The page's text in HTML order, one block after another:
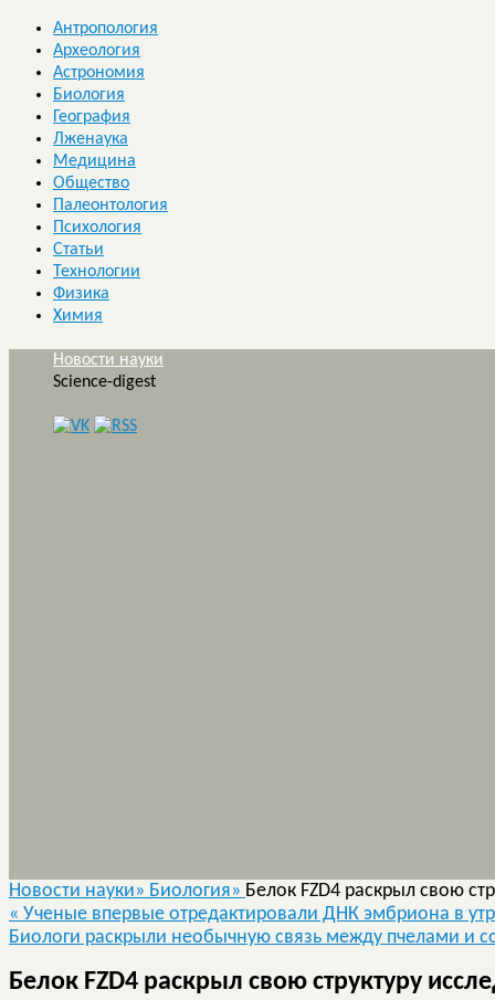
Антропология
Археология
Астрономия
Биология
География
Лженаука
Медицина
Общество
Палеонтология
Психология
Статьи
Технологии
Физика
Химия
Новости науки
Science-digest
Новости науки» Биология» Белок FZD4 раскрыл свою
« Ученые впервые отредактировали ДНК эмбриона в
Биологи раскрыли необычную связь между пчелами и
Белок FZD4 раскрыл свою структуру